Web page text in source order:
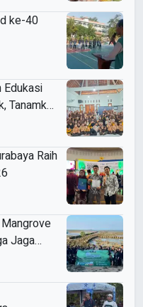
ke-40
Edukasi
Tanamkan
Raih
Jaga